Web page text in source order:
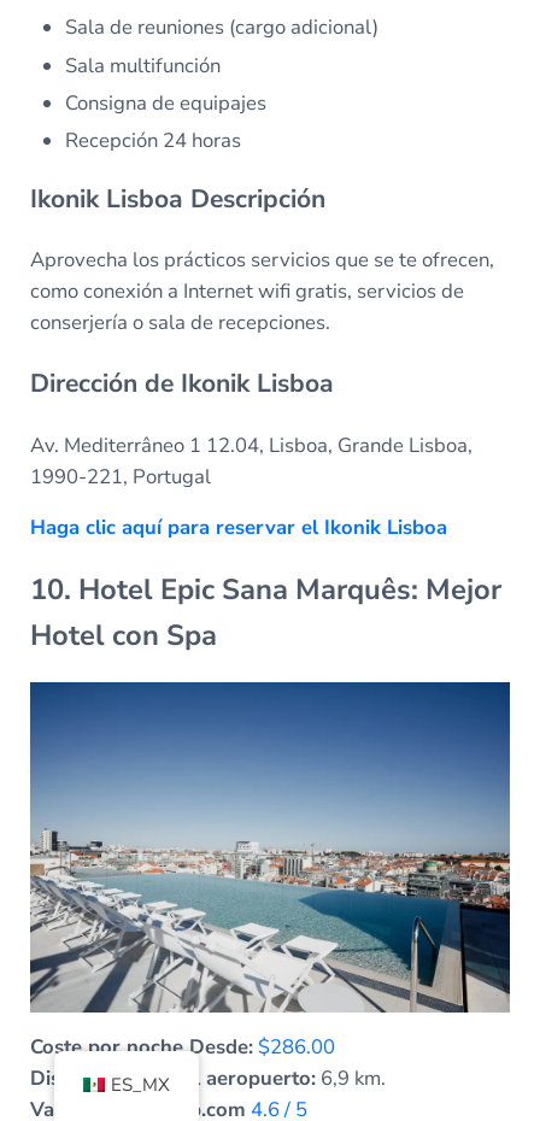
Sala de reuniones (cargo adicional)
Sala multifunción
Consigna de equipajes
Recepción 24 horas
Ikonik Lisboa Descripción
Aprovecha los prácticos servicios que se te ofrecen,
como conexión a Internet wifi gratis, servicios de
conserjería o sala de recepciones.
Dirección de Ikonik Lisboa
Av. Mediterrâneo 1 12.04, Lisboa, Grande Lisboa,
1990-221, Portugal
Haga clic aquí para reservar el Ikonik Lisboa
10. Hotel Epic Sana Marquês: Mejor
Hotel con Spa
Coste por noche Desde: $286.00
Distancia desde el aeropuerto:6,9 km.
Valoración de Trip.com 4.6 / 5
ES_MX